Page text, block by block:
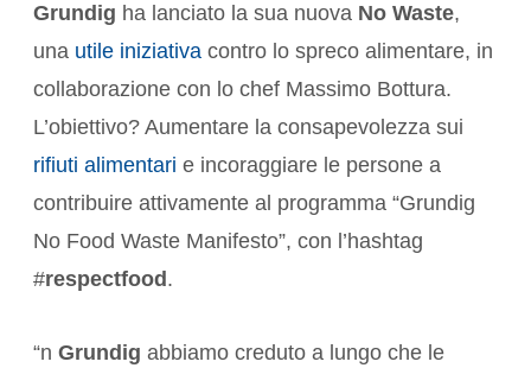
Grundig ha lanciato la sua nuova No Waste,
una utile iniziativa contro lo spreco alimentare, in
collaborazione con lo chef Massimo Bottura.
L’obiettivo? Aumentare la consapevolezza sui
rifiuti alimentari e incoraggiare le persone a
contribuire attivamente al programma “Grundig
No Food Waste Manifesto”, con l’hashtag
#respectfood .
“n Grundig abbiamo creduto a lungo che le